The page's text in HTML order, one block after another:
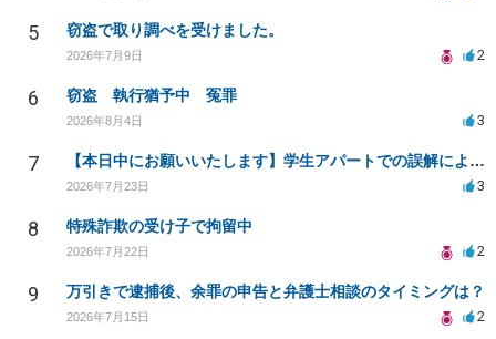
5 窃盗で取り調べを受けました。
2026年7月9日 2
6 窃盗 執行猶予中 冤罪
2026年8月4日 3
7 【本日中にお願いいたします】学生アパートでの誤解による窃盗疑惑、今後の対応策は？
2026年7月23日 3
8 特殊詐欺の受け子で拘留中
2026年7月22日 2
9 万引きで逮捕後、余罪の申告と弁護士相談のタイミングは？
2026年7月15日 2